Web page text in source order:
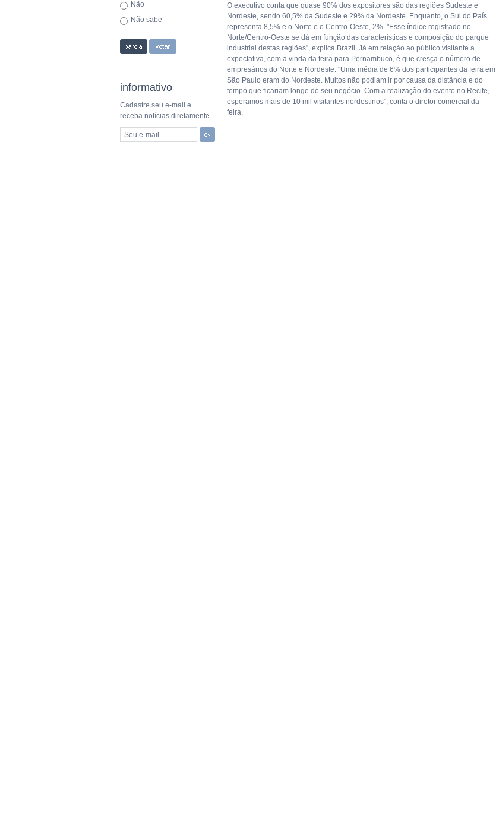
Não
Não sabe
informativo
Cadastre seu e-mail e
receba notícias diretamente
Seu e-mail
O executivo conta que quase 90% dos expositores são das regiões Sudeste e
Nordeste, sendo 60,5% da Sudeste e 29% da Nordeste. Enquanto, o Sul do País
representa 8,5% e o Norte e o Centro-Oeste, 2%. "Esse índice registrado no
Norte/Centro-Oeste se dá em função das características e composição do parque
industrial destas regiões", explica Brazil. Já em relação ao público visitante a
expectativa, com a vinda da feira para Pernambuco, é que cresça o número de
empresários do Norte e Nordeste. "Uma média de 6% dos participantes da feira em
São Paulo eram do Nordeste. Muitos não podiam ir por causa da distância e do
tempo que ficariam longe do seu negócio. Com a realização do evento no Recife,
esperamos mais de 10 mil visitantes nordestinos", conta o diretor comercial da
feira.